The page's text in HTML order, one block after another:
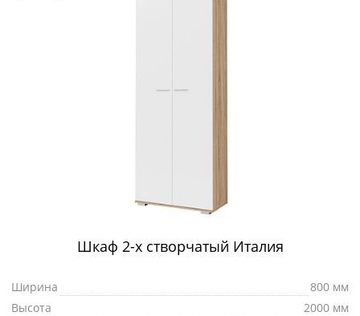
Шкаф 2-х створчатый Италия
Ширина
800 мм
Высота
2000 мм